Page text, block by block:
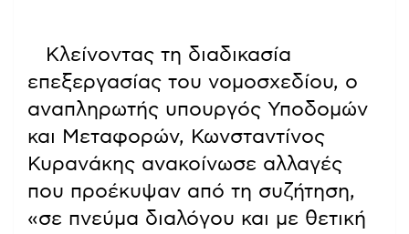
Κλείνοντας τη διαδικασία
επεξεργασίας του νομοσχεδίου, ο
αναπληρωτής υπουργός Υποδομών
και Μεταφορών, Κωνσταντίνος
Κυρανάκης ανακοίνωσε αλλαγές
που προέκυψαν από τη συζήτηση,
«σε πνεύμα διαλόγου και με θετική